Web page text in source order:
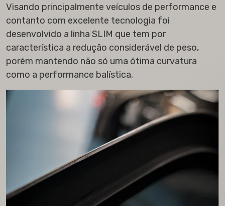
Visando principalmente veículos de performance e
contanto com excelente tecnologia foi
desenvolvido a linha SLIM que tem por
característica a redução considerável de peso,
porém mantendo não só uma ótima curvatura
como a performance balística.